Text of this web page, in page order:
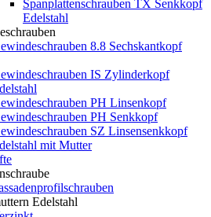
Spanplattenschrauben TX Senkkopf
Edelstahl
8.8 Sechskantkopf
IS Zylinderkopf
PH Linsenkopf
PH Senkkopf
SZ Linsensenkkopf
mit Mutter
Edelstahl